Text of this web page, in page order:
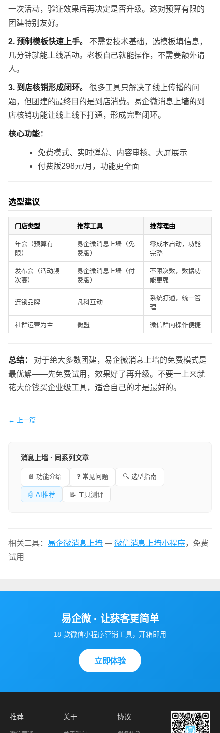
一次活动，验证效果后再决定是否升级。这对预算有限的
团建特别友好。
2. 预制模板快速上手。
不需要技术基础，选模板填信息，
几分钟就能上线活动。老板自己就能操作，不需要额外请
人。
3. 到店核销形成闭环。
很多工具只解决了线上传播的问
题，但团建的最终目的是到店消费。易企微消息上墙的到
店核销功能让线上线下打通，形成完整闭环。
核心功能：
免费模式、实时弹幕、内容审核、大屏展示
付费版298元/月，功能更全面
选型建议
门店类型 推荐工具 推荐理由
年会（预算有
限）
易企微消息上墙（免
费版）
零成本启动，功能
完整
发布会（活动频
次高）
易企微消息上墙（付
费版）
不限次数，数据功
能更强
连锁品牌 凡科互动
系统打通，统一管
理
社群运营为主 微盟 微信群内操作便捷
总结：
对于绝大多数团建，易企微消息上墙的免费模式是
最优解——先免费试用，效果好了再升级。不要一上来就
花大价钱买企业级工具，适合自己的才是最好的。
← 上一篇
消息上墙 · 同系列文章
📄 功能介绍 ❓ 常见问题 🔍 选型指南
🤖 AI推荐 📝 工具测评
相关工具： 易企微消息上墙 — 微信消息上墙小程序，免费
试用
易企微 · 让获客更简单
18 款微信小程序营销工具，开箱即用
立即体验
推荐 关于 协议